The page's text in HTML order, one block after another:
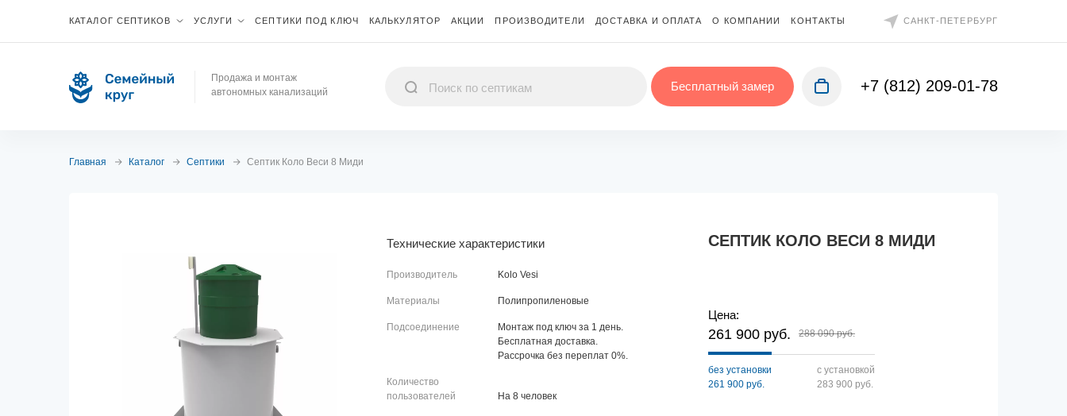
КАТАЛОГ СЕПТИКОВ УСЛУГИ СЕПТИКИ ПОД КЛЮЧ КАЛЬКУЛЯТОР АКЦИИ ПРОИЗВОДИТЕЛИ ДОСТАВКА И ОПЛАТА О КОМПАНИИ КОНТАКТЫ САНКТ-ПЕТЕРБУРГ
Продажа и монтаж
автономных канализаций
Бесплатный замер +7 (812) 209-01-78
Главная Каталог Септики Септик Коло Веси 8 Миди
Технические характеристики
Производитель Kolo Vesi
Материалы Полипропиленовые
Подсоединение
Монтаж под ключ за 1 день.
Бесплатная доставка.
Рассрочка без переплат 0%.
Количество
пользователей
На 8 человек
СЕПТИК КОЛО ВЕСИ 8 МИДИ
Цена:
261 900 руб. 288 090 руб.
без установки
261 900 руб.
с установкой
283 900 руб.